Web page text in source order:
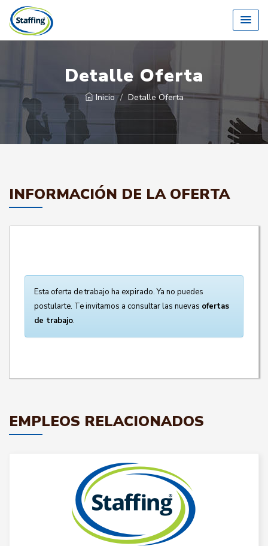
Detalle Oferta
Inicio Detalle Oferta
INFORMACIÓN DE LA OFERTA
Esta oferta de trabajo ha expirado. Ya no puedes
postularte. Te invitamos a consultar las nuevas ofertas
de trabajo.
EMPLEOS RELACIONADOS